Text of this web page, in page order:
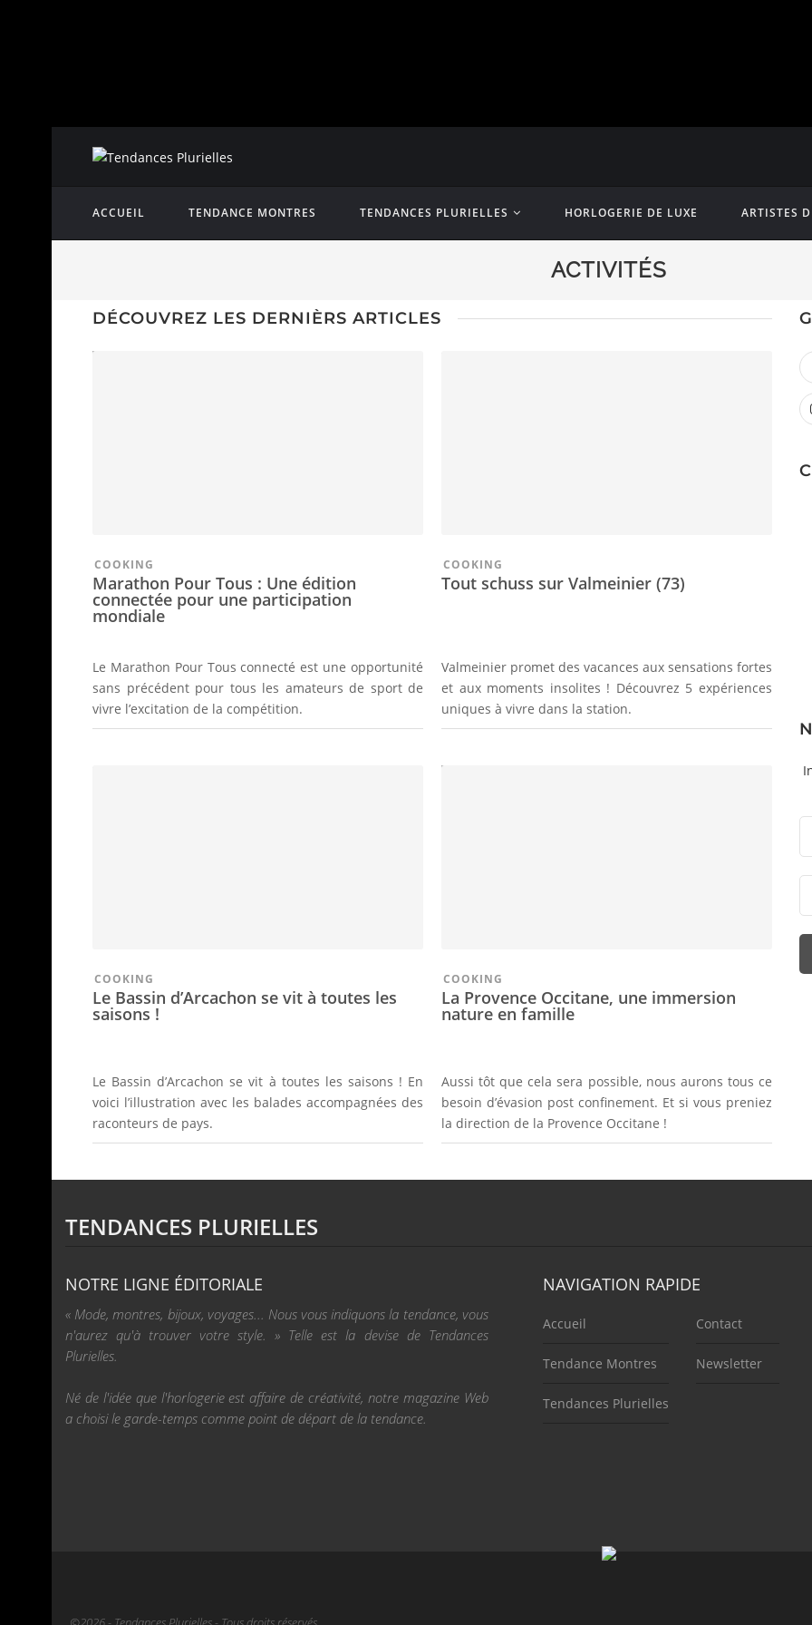
ACCUEIL TENDANCE MONTRES TENDANCES PLURIELLES HORLOGERIE DE LUXE ARTISTES
ACTIVITÉS
DÉCOUVREZ LES DERNIÈRS ARTICLES
COOKING
Marathon Pour Tous : Une édition
connectée pour une participation
mondiale
Le Marathon Pour Tous connecté est une opportunité
sans précédent pour tous les amateurs de sport de
vivre l’excitation de la compétition.
COOKING
Tout schuss sur Valmeinier (73)
Valmeinier promet des vacances aux sensations fortes
et aux moments insolites ! Découvrez 5 expériences
uniques à vivre dans la station.
COOKING
Le Bassin d’Arcachon se vit à toutes les
saisons !
Le Bassin d’Arcachon se vit à toutes les saisons ! En
voici l’illustration avec les balades accompagnées des
raconteurs de pays.
COOKING
La Provence Occitane, une immersion
nature en famille
Aussi tôt que cela sera possible, nous aurons tous ce
besoin d’évasion post confinement. Et si vous preniez
la direction de la Provence Occitane !
TENDANCES PLURIELLES
NOTRE LIGNE ÉDITORIALE
« Mode, montres, bijoux, voyages... Nous vous indiquons la tendance, vous
n'aurez qu'à trouver votre style. » Telle est la devise de Tendances
Plurielles.
Né de l'idée que l'horlogerie est affaire de créativité, notre magazine Web
a choisi le garde-temps comme point de départ de la tendance.
NAVIGATION RAPIDE
Accueil
Tendance Montres
Tendances Plurielles
Contact
Newsletter